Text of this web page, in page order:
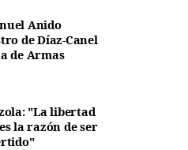
Anido
de Díaz-Canel
de Armas
"La libertad
la razón de ser